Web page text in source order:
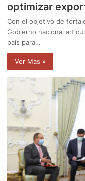
optimizar
Con el objetivo de
Gobierno nacional
país para…
Ver Mas »